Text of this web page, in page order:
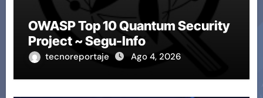
OWASP Top 10 Quantum Security
Project ~ Segu-Info
tecnoreportaje Ago 4, 2026